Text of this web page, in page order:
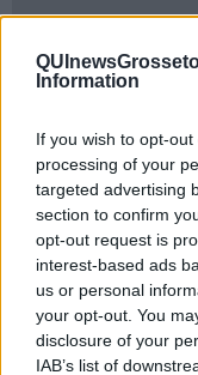
Information
If you wish to opt-
processing of your
targeted advertising
section to confirm
opt-out request is
interest-based ads
us or personal
your opt-out. You
disclosure of your
IAB’s list of
Grosseto e provincia
rilevati. Ieri erano stati
Nel dettaglio i casi
Castel Del Piano 5,
Gavorrano 3,Grosseto
Argentario 4, Orbetello
Sorano 2. Non si